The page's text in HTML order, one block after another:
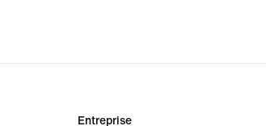
Entreprise